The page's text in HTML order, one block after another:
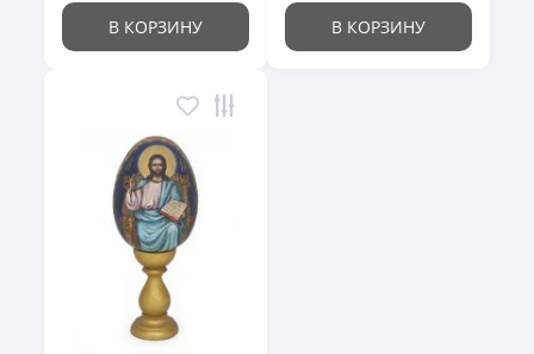
В КОРЗИНУ В КОРЗИНУ